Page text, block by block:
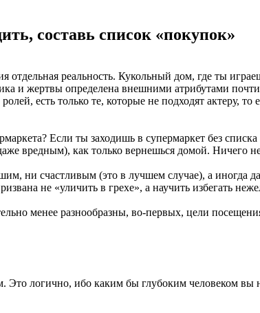
составь список «покупок»
реальность. Кукольный дом, где ты
и жертвы определена внешними атрибутами
есть только те, которые не подходят актеру,
Если ты заходишь в супермаркет без
вредным), как только вернешься домой. Ничего
ни счастливым (это в лучшем случае), а
не «уличить в грехе», а научить избегать
менее разнообразны, во-первых, цели
Это логично, ибо каким бы глубоким человеком